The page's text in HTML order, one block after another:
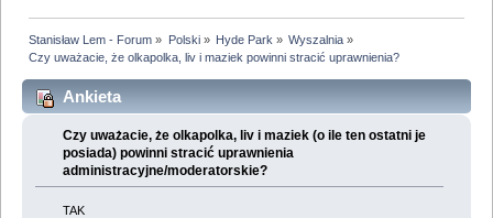
Stanisław Lem - Forum » Polski» Hyde Park » Wyszalnia »
Czy uważacie, że olkapolka, liv i maziek powinni stracić uprawnienia?
Ankieta
Czy uważacie, że olkapolka, liv i maziek (o ile ten ostatni je
posiada) powinni stracić uprawnienia
administracyjne/moderatorskie?
TAK